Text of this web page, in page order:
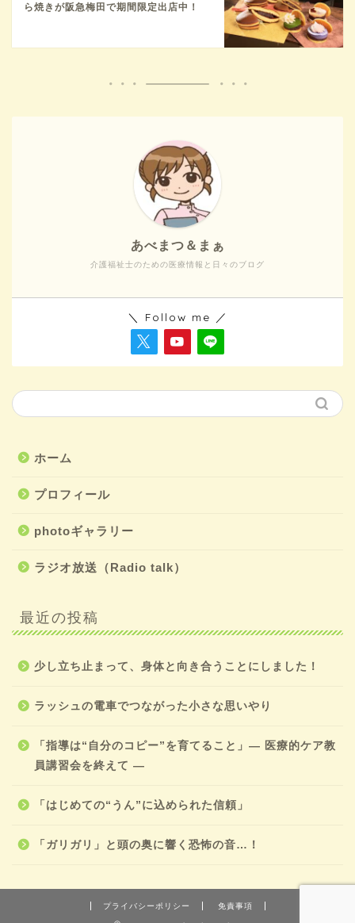
ら焼きが阪急梅田で期間限定出店中！
介護福祉士のための医療情報と日々のブログ
あべまつ＆まぁ
＼ Follow me ／
ホーム
プロフィール
photoギャラリー
ラジオ放送（Radio talk）
最近の投稿
少し立ち止まって、身体と向き合うことにしました！
ラッシュの電車でつながった小さな思いやり
「指導は“自分のコピー”を育てること」― 医療的ケア教
員講習会を終えて ―
「はじめての“うん”に込められた信頼」
「ガリガリ」と頭の奥に響く恐怖の音…！
プライバシーポリシー 免責事項